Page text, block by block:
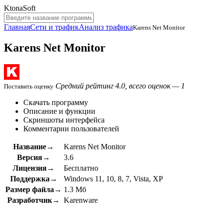
KtonaSoft
ГлавнаяСети и трафикАнализ трафикаKarens Net Monitor
Karens Net Monitor
Поставить оценку Средний рейтинг 4.0, всего оценок — 1
Скачать программу
Описание и функции
Скриншоты интерфейса
Комментарии пользователей
Название→
Karens Net Monitor
Версия→
3.6
Лицензия→
Бесплатно
Поддержка→
Windows 11, 10, 8, 7, Vista, XP
Размер файла→ 1.3 Мб
Разработчик→
Karenware